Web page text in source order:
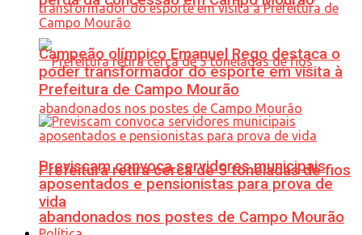
Prefeitura retira cerca de 5 toneladas de fios
abandonados nos postes de Campo Mourão
Campeão olímpico Emanuel Rego destaca o
poder transformador do esporte em visita à
Prefeitura de Campo Mourão
Previscam convoca servidores municipais
aposentados e pensionistas para prova de
vida